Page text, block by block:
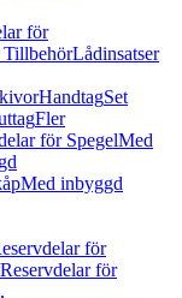
för
TillbehörLådinsatser
HandtagSet
Fler
för SpegelMed
Med inbyggd
för
Reservdelar för